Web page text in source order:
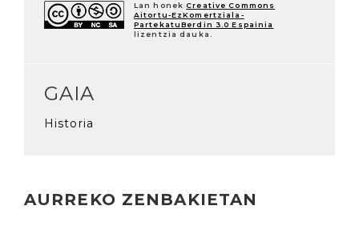
Lan honek Creative Commons
Aitortu-EzKomertziala-
PartekatuBerdin 3.0 Espainia
lizentzia dauka.
GAIA
Historia
AURREKO ZENBAKIETAN